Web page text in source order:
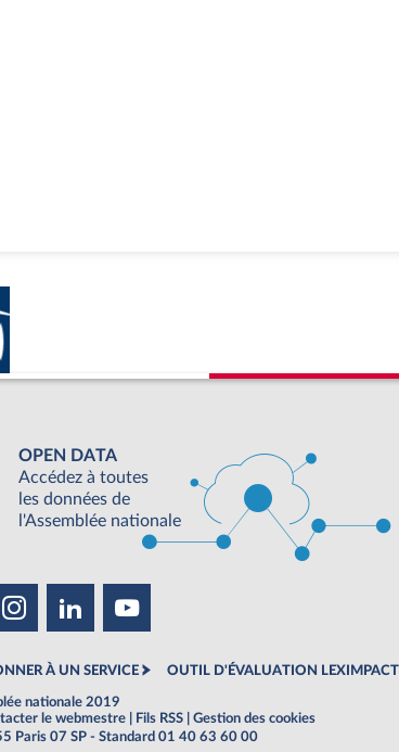
OPEN DATA
Accédez à toutes
les données de
l'Assemblée nationale
À UN SERVICE OUTIL D'ÉVALUATION LEXIMPACT
nationale 2019
le webmestre Fils RSS
Gestion des cookies
Paris 07 SP - Standard 01 40 63 60 00